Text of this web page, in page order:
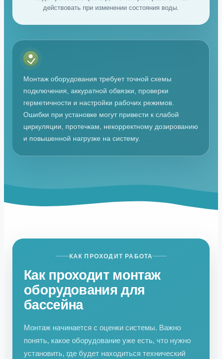
действовать при изменении состояния воды.
Монтаж оборудования требует точной схемы
подключения, аккуратной обвязки, проверки
герметичности и настройки рабочих режимов.
Ошибки при установке могут привести к слабой
циркуляции, протечкам, некорректному дозированию
и повышенной нагрузке на систему.
КАК ПРОХОДИТ РАБОТА
Как проходит монтаж
оборудования для
бассейна
Монтаж начинается с оценки системы. Важно
понять, какое оборудование уже есть, что нужно
установить, где будет находиться технический